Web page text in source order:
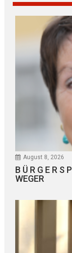
August 8, 2026
B Ü R G E R S
WEGER